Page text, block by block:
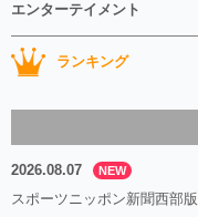
エンターテイメント
ランキング
2026.08.07 NEW
スポーツニッポン新聞西部版